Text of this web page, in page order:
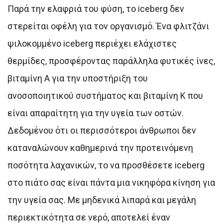
Παρά την ελαφριά του φύση, το iceberg δεν
στερείται οφέλη για τον οργανισμό. Ένα φλιτζάνι
ψιλοκομμένο iceberg περιέχει ελάχιστες
θερμίδες, προσφέροντας παράλληλα φυτικές ίνες,
βιταμίνη Α για την υποστήριξη του
ανοσοποιητικού συστήματος και βιταμίνη Κ που
είναι απαραίτητη για την υγεία των οστών.
Δεδομένου ότι οι περισσότεροι άνθρωποι δεν
καταναλώνουν καθημερινά την προτεινόμενη
ποσότητα λαχανικών, το να προσθέσετε iceberg
στο πιάτο σας είναι πάντα μια νικηφόρα κίνηση για
την υγεία σας. Με μηδενικά λιπαρά και μεγάλη
περιεκτικότητα σε νερό, αποτελεί έναν